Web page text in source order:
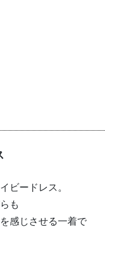
ビードレス。
も
感じさせる一着で